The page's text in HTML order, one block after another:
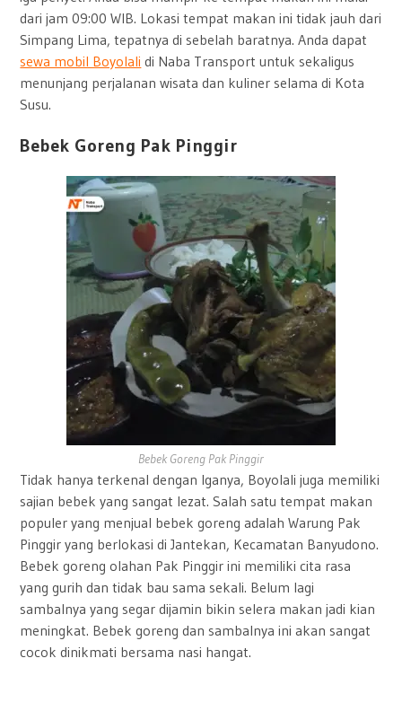
dari jam 09:00 WIB. Lokasi tempat makan ini tidak jauh dari
Simpang Lima, tepatnya di sebelah baratnya. Anda dapat
sewa mobil Boyolali di Naba Transport untuk sekaligus
menunjang perjalanan wisata dan kuliner selama di Kota
Susu.
Bebek Goreng Pak Pinggir
Bebek Goreng Pak Pinggir
Tidak hanya terkenal dengan Iganya, Boyolali juga memiliki
sajian bebek yang sangat lezat. Salah satu tempat makan
populer yang menjual bebek goreng adalah Warung Pak
Pinggir yang berlokasi di Jantekan, Kecamatan Banyudono.
Bebek goreng olahan Pak Pinggir ini memiliki cita rasa
yang gurih dan tidak bau sama sekali. Belum lagi
sambalnya yang segar dijamin bikin selera makan jadi kian
meningkat. Bebek goreng dan sambalnya ini akan sangat
cocok dinikmati bersama nasi hangat.